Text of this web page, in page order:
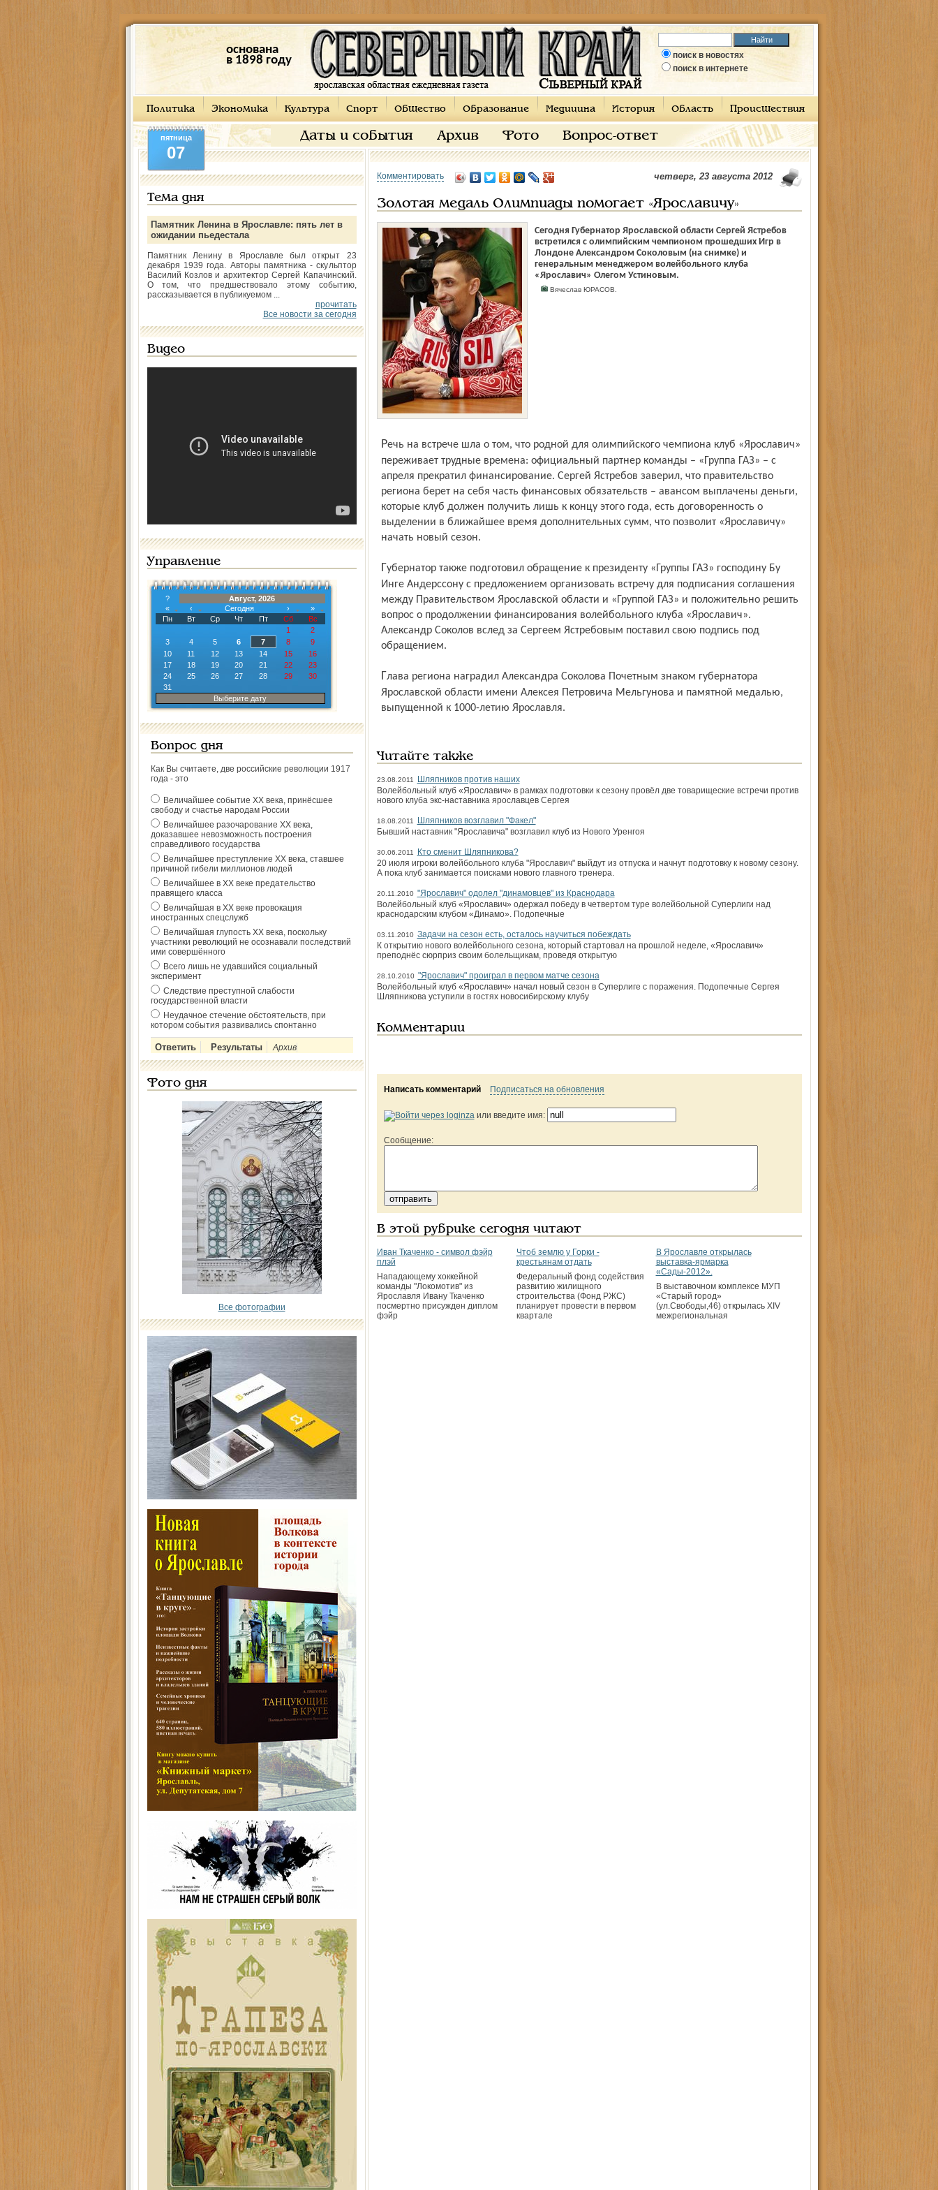
основана
в 1898 году
поиск в новостях
поиск в интернете
Политика Экономика Культура Спорт Общество Образование Медицина История Область Происшествия
Даты и события Архив Фото Вопрос-ответ
пятница
07
Тема дня
Памятник Ленина в Ярославле: пять лет в
ожидании пьедестала
Памятник Ленину в Ярославле был открыт 23
декабря 1939 года. Авторы памятника - скульптор
Василий Козлов и архитектор Сергей Капачинский.
О том, что предшествовало этому событию,
рассказывается в публикуемом ...
прочитать
Все новости за сегодня
Видео
Управление
?
Август, 2026
«
‹ Сегодня ›
»
Пн
Вт Ср Чт Пт Сб
Вс
1
2
3
4 5 6 7 8
9
10
11 12 13 14 15
16
17
18 19 20 21 22
23
24
25 26 27 28 29
30
31
Выберите дату
Вопрос дня
Как Вы считаете, две российские революции 1917
года - это
Величайшее событие ХХ века, принёсшее
свободу и счастье народам России
Величайшее разочарование ХХ века,
доказавшее невозможность построения
справедливого государства
Величайшее преступление ХХ века, ставшее
причиной гибели миллионов людей
Величайшее в ХХ веке предательство
правящего класса
Величайшая в ХХ веке провокация
иностранных спецслужб
Величайшая глупость ХХ века, поскольку
участники революций не осознавали последствий
ими совершённого
Всего лишь не удавшийся социальный
эксперимент
Следствие преступной слабости
государственной власти
Неудачное стечение обстоятельств, при
котором события развивались спонтанно
Архив
Фото дня
Все фотографии
Комментировать четверг, 23 августа 2012
Золотая медаль Олимпиады помогает «Ярославичу»
Сегодня Губернатор Ярославской области Сергей Ястребов
встретился с олимпийским чемпионом прошедших Игр в
Лондоне Александром Соколовым (на снимке) и
генеральным менеджером волейбольного клуба
«Ярославич» Олегом Устиновым.
Вячеслав ЮРАСОВ.
Речь на встрече шла о том, что родной для олимпийского чемпиона клуб «Ярославич»
переживает трудные времена: официальный партнер команды – «Группа ГАЗ» – с
апреля прекратил финансирование. Сергей Ястребов заверил, что правительство
региона берет на себя часть финансовых обязательств – авансом выплачены деньги,
которые клуб должен получить лишь к концу этого года, есть договоренность о
выделении в ближайшее время дополнительных сумм, что позволит «Ярославичу»
начать новый сезон.
Губернатор также подготовил обращение к президенту «Группы ГАЗ» господину Бу
Инге Андерссону с предложением организовать встречу для подписания соглашения
между Правительством Ярославской области и «Группой ГАЗ» и положительно решить
вопрос о продолжении финансирования волейбольного клуба «Ярославич».
Александр Соколов вслед за Сергеем Ястребовым поставил свою подпись под
обращением.
Глава региона наградил Александра Соколова Почетным знаком губернатора
Ярославской области имени Алексея Петровича Мельгунова и памятной медалью,
выпущенной к 1000-летию Ярославля.
Читайте также
23.08.2011
Шляпников против наших
Волейбольный клуб «Ярославич» в рамках подготовки к сезону провёл две товарищеские встречи против
нового клуба экс-наставника ярославцев Сергея
18.08.2011
Шляпников возглавил "Факел"
Бывший наставник "Ярославича" возглавил клуб из Нового Уренгоя
30.06.2011
Кто сменит Шляпникова?
20 июля игроки волейбольного клуба "Ярославич" выйдут из отпуска и начнут подготовку к новому сезону.
А пока клуб занимается поисками нового главного тренера.
20.11.2010 "Ярославич" одолел "динамовцев" из Краснодара
Волейбольный клуб «Ярославич» одержал победу в четвертом туре волейбольной Суперлиги над
краснодарским клубом «Динамо». Подопечные
03.11.2010 Задачи на сезон есть, осталось научиться побеждать
К открытию нового волейбольного сезона, который стартовал на прошлой неделе, «Ярославич»
преподнёс сюрприз своим болельщикам, проведя открытую
28.10.2010 "Ярославич" проиграл в первом матче сезона
Волейбольный клуб «Ярославич» начал новый сезон в Суперлиге с поражения. Подопечные Сергея
Шляпникова уступили в гостях новосибирскому клубу
Комментарии
Написать комментарий Подписаться на обновления
или введите имя:
Сообщение:
В этой рубрике сегодня читают
Иван Ткаченко - символ фэйр
плэй
Нападающему хоккейной
команды "Локомотив" из
Ярославля Ивану Ткаченко
посмертно присужден диплом
фэйр
Чтоб землю у Горки -
крестьянам отдать
Федеральный фонд содействия
развитию жилищного
строительства (Фонд РЖС)
планирует провести в первом
квартале
В Ярославле открылась
выставка-ярмарка
«Сады-2012».
В выставочном комплексе МУП
«Старый город»
(ул.Свободы,46) открылась XIV
межрегиональная